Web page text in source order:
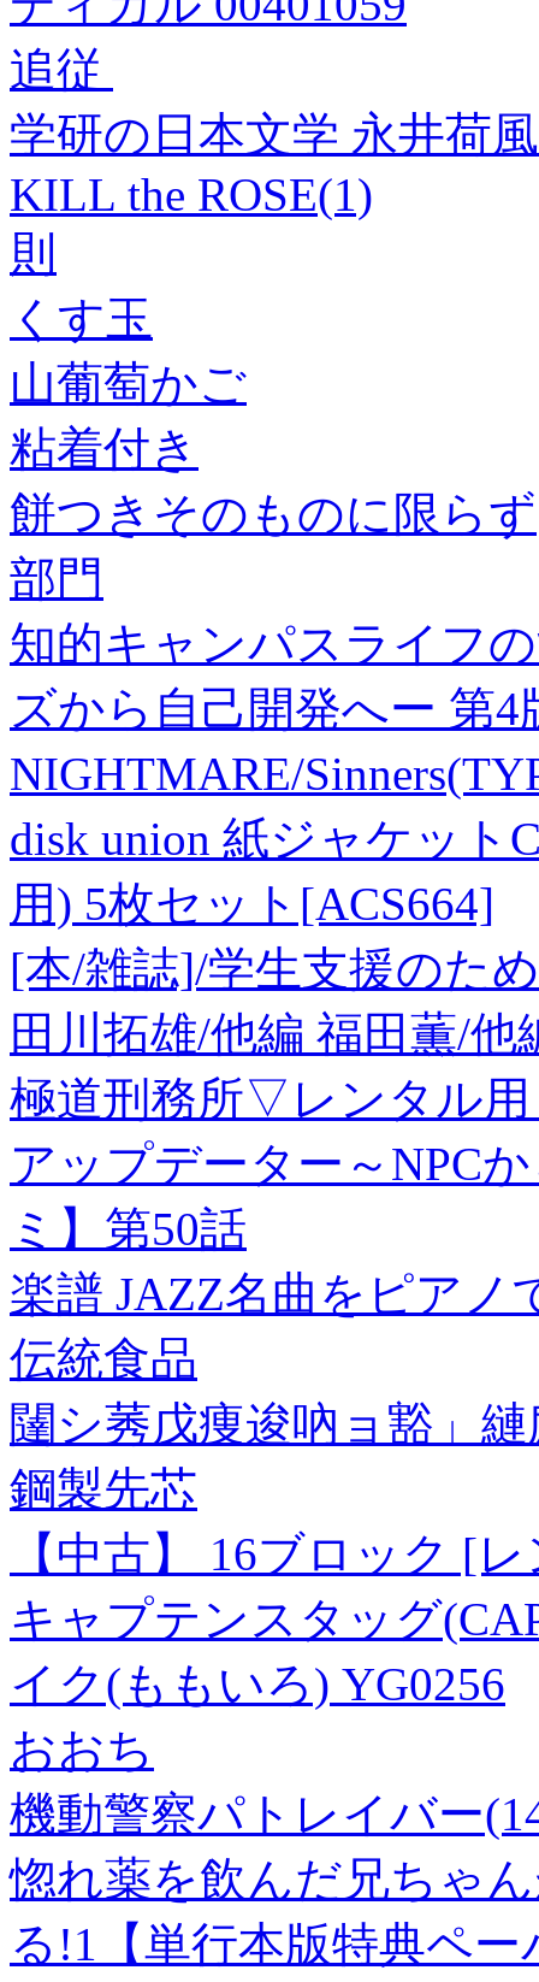
追従
学研の日本文学 永井荷
KILL the ROSE(1)
則
くす玉
山葡萄かご
粘着付き
餅つきそのものに限らず
部門
知的キャンパスライフ
ズから自己開発へー 第4
NIGHTMARE/
disk union 紙ジャケッ
用) 5枚セット[ACS664]
[本/雑誌]/学生支援のた
田川拓雄/他編 福田薫/
極道刑務所▽レンタル用
アップデーター～NPC
ミ】第50話
楽譜 JAZZ名曲をピアノ
伝統食品
闥シ莠戊痩逡吶ョ豁」
鋼製先芯
【中古】 16ブロック [
キャプテンスタッグ
イク(ももいろ) YG0256
おおち
機動警察パトレイバー
惚れ薬を飲んだ兄ちゃ
る!1【単行本版特典ペー